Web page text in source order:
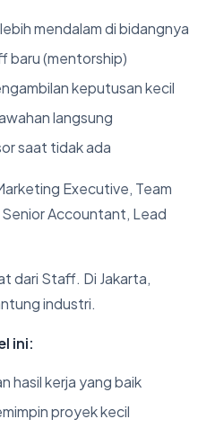
mendalam di bidangnya
baru (mentorship)
keputusan kecil
langsung
saat tidak ada
Executive, Team
Accountant, Lead
dari Staff. Di Jakarta,
industri.
ini:
hasil kerja yang baik
proyek kecil